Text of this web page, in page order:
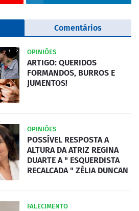
Comentários
OPINIÕES
ARTIGO: QUERIDOS
FORMANDOS, BURROS E
JUMENTOS!
OPINIÕES
POSSÍVEL RESPOSTA A
ALTURA DA ATRIZ REGINA
DUARTE A " ESQUERDISTA
RECALCADA " ZÉLIA DUNCAN
FALECIMENTO